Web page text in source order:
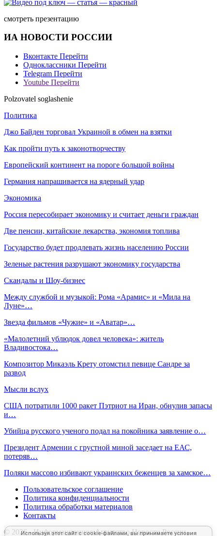
смотреть презентацию
ИА НОВОСТИ РОССИИ
Вконтакте Перейти
Одноклассники Перейти
Telegram Перейти
Youtube Перейти
Polzovatel soglashenie
Используя этот сайт с cookie-файлами, вы принимаете условия
Политика
Джо Байден торговал Украиной в обмен на взятки
Как пройти путь к законотворчеству
Европейский континент на пороге большой войны
Германия напрашивается на ядерный удар
Экономика
Россия пересобирает экономику и считает деньги граждан
Две пенсии, китайские лекарства, экономия топлива
Государство будет продлевать жизнь населению России
Зеленые растения разрушают экономику государства
Скандалы и Шоу-бизнес
Между службой и музыкой: Рома «Арамис» и «Мила на
Луне»…
Звезда фильмов «Чужие» и «Аватар»…
«Малолетний ублюдок довел человека»: житель
Владивостока…
Композитор Микаэль Крету отомстил певице Сандре за
развод
Мысли вслух
США потратили 1000 ракет Пэтриот на Иран, обнулив запасы
и…
Убийца русского ученого подал на покойника заявление о…
Президент Армении с грустной миной заседает на ЕАС,
потеряв…
Поляки массово избивают украинских беженцев за хамское…
Пользовательское соглашение
Политика конфиденциальности
Политика обработки материалов
Контакты
© 2026 - Информационное Агентство Новости России -